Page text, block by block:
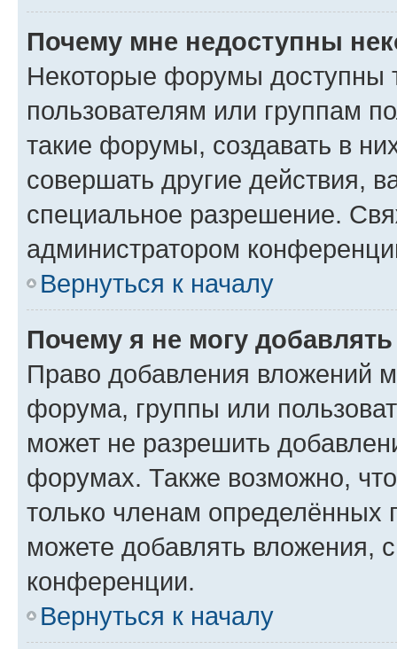
Почему мне недоступны
Некоторые форумы доступны
пользователям или группам
такие форумы, создавать в
совершать другие действия,
специальное разрешение.
администратором
Вернуться к началу
Почему я не могу
Право добавления вложений
форума, группы или
может не разрешить
форумах. Также возможно,
только членам определённых
можете добавлять вложения,
конференции.
Вернуться к началу